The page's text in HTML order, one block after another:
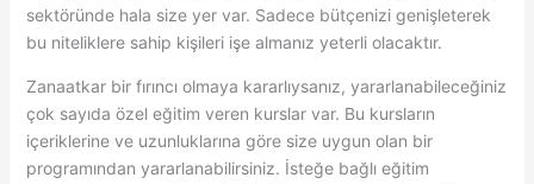
sektöründe hala size yer var. Sadece bütçenizi genişleterek
bu niteliklere sahip kişileri işe almanız yeterli olacaktır.
Zanaatkar bir fırıncı olmaya kararlıysanız, yararlanabileceğiniz
çok sayıda özel eğitim veren kurslar var. Bu kursların
içeriklerine ve uzunluklarına göre size uygun olan bir
programından yararlanabilirsiniz. İsteğe bağlı eğitim